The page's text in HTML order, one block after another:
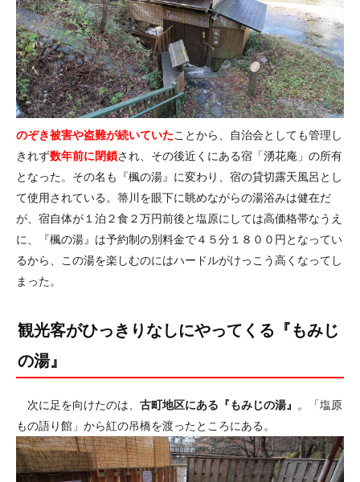
のぞき被害や盗難が続いていたことから、自治会としても管理し
きれず数年前に閉鎖され、その後近くにある宿「湧花庵」の所有
となった。その名も『楓の湯』に変わり、宿の貸切露天風呂とし
て使用されている。箒川を眼下に眺めながらの湯浴みは健在だ
が、宿自体が１泊２食２万円前後と塩原にしては高価格帯なうえ
に、『楓の湯』は予約制の別料金で４５分１８００円となってい
るから、この湯を楽しむのにはハードルがけっこう高くなってし
まった。
観光客がひっきりなしにやってくる『もみじ
の湯』
次に足を向けたのは、 古町地区にある『もみじの湯』
。「塩原
もの語り館」から紅の吊橋を渡ったところにある。